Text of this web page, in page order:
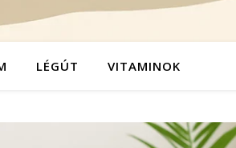
LÉGÚT VITAMINOK